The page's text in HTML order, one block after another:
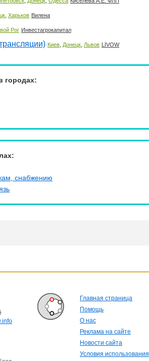
, Харьков Вилена
Рог Инвестагрокапитал
Киев, Донецк, Львов LIVOW
городах:
снабжению
Главная страница
Помощь
О нас
Реклама на сайте
Новости сайта
Условия использования